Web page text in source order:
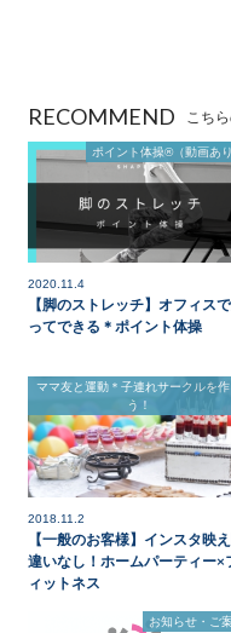
RECOMMEND こち
ポイント体操®（動画あり
2020.11.4
【脚のストレッチ】オフィス
ってできる＊ポイント体操
ママ友と運動＊子連れサークルを作
う！
2018.11.2
【一般のお客様】インスタ映
違いなし！ホームパーティー×
ィットネス
お知らせ・ご